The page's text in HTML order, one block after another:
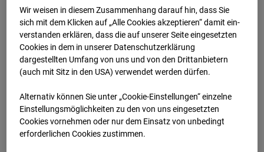
Archiv
2026 07 08 13:30
BC-189 - BV-Ausbau
Bonatzbau -Cam7
Arnulf Klett Platz, 70173 Stuttgart
Zur Übersicht
Wir weisen in diesem Zusammenhang darauf hin, dass Sie
sich mit dem Klicken auf „Alle Cookies akzeptieren“ damit ein­
ver­standen erklären, dass die auf unserer Seite eingesetzten
Cookies in dem in unserer Datenschutzerklärung
dargestellten Umfang von uns und von den Drittanbietern
(auch mit Sitz in den USA) verwendet werden dürfen.
Alternativ können Sie unter „Cookie-Einstellungen“ einzelne
Einstellungsmöglichkeiten zu den von uns eingesetzten
Cookies vornehmen oder nur dem Einsatz von unbedingt
erforderlichen Cookies zustimmen.